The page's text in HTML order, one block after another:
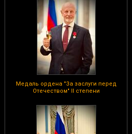
Медаль ордена "За заслуги перед
Отечеством" II степени